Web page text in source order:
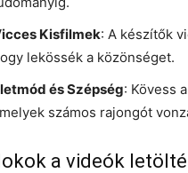
Kisfilmek: A készítők
lekössék a közönséget.
és Szépség: Kövess
számos rajongót
a videók